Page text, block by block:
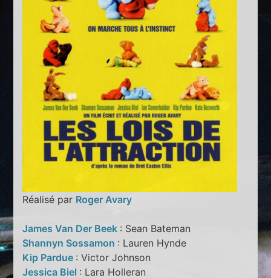
Réalisé par Roger Avary
James Van Der Beek : Sean Bateman
Shannyn Sossamon : Lauren Hynde
Kip Pardue : Victor Johnson
Jessica Biel : Lara Holleran